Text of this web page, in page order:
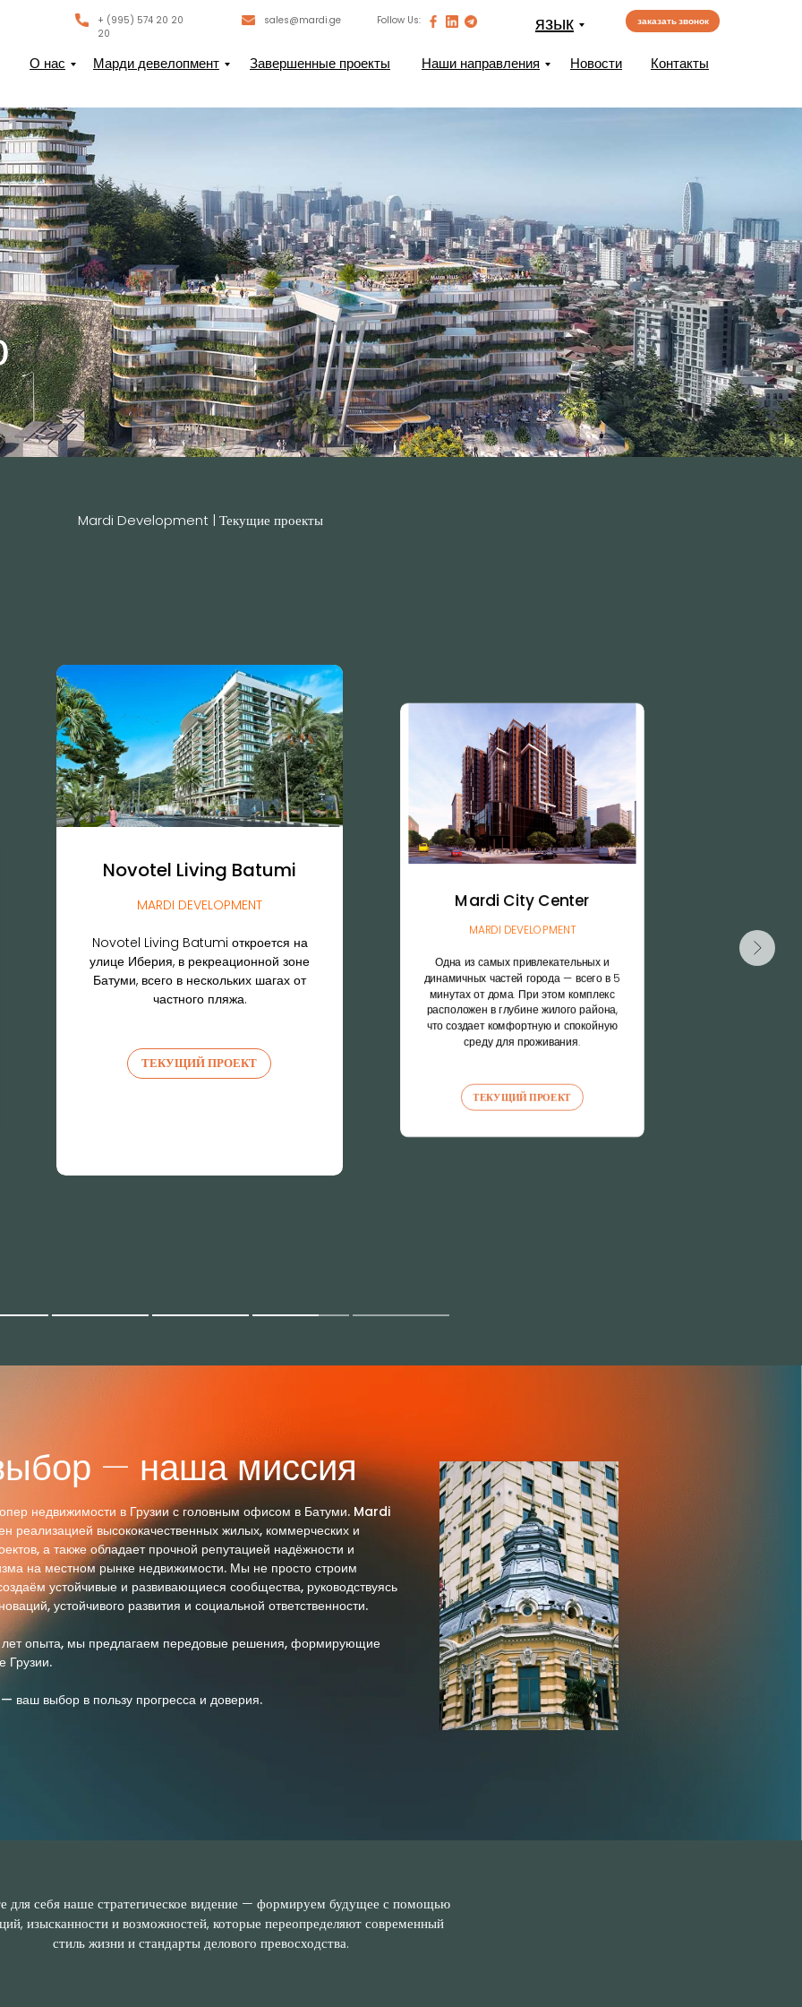
О нас Марди девелопмент Завершенные проекты Наши направления Новости Контакты
язык
+ (995) 574 20 20
20
sales@mardi.ge Follow Us: заказать звонок
Mardi Development | Текущие проекты
Mardi City Center
Одна из самых привлекательных и
динамичных частей города — всего в 5
минутах от дома. При этом комплекс
что создает комфортную и спокойную
среду для проживания.
— наша миссия
недвижимости в Грузии с головным офисом в Батуми. Mardi
реализацией высококачественных жилых, коммерческих и
а также обладает прочной репутацией надёжности и
на местном рынке недвижимости. Мы не просто строим
устойчивые и развивающиеся сообщества, руководствуясь
устойчивого развития и социальной ответственности.
опыта, мы предлагаем передовые решения, формирующие
Грузии.
выбор в пользу прогресса и доверия.
для себя наше стратегическое видение — формируем будущее с помощью
изысканности и возможностей, которые переопределяют современный
стиль жизни и стандарты делового превосходства.